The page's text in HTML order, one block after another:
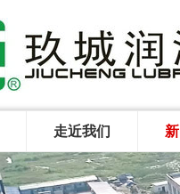
走近我们